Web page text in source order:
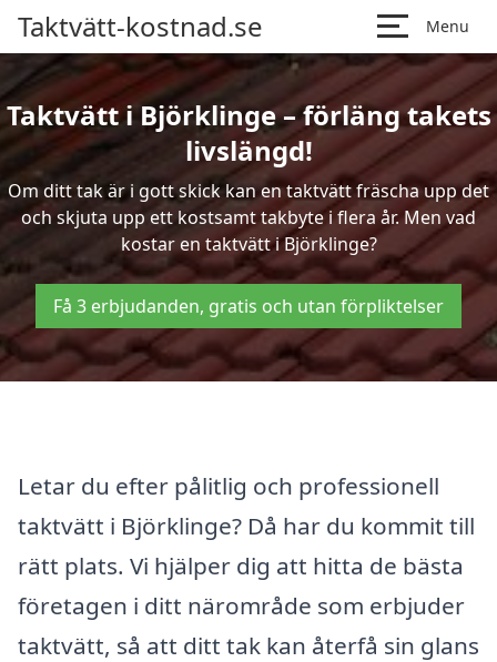
Taktvätt-kostnad.se Menu
Taktvätt i Björklinge – förläng takets
livslängd!
Om ditt tak är i gott skick kan en taktvätt fräscha upp det
och skjuta upp ett kostsamt takbyte i flera år. Men vad
kostar en taktvätt i Björklinge?
Få 3 erbjudanden, gratis och utan förpliktelser
Letar du efter pålitlig och professionell
taktvätt i Björklinge? Då har du kommit till
rätt plats. Vi hjälper dig att hitta de bästa
företagen i ditt närområde som erbjuder
taktvätt, så att ditt tak kan återfå sin glans